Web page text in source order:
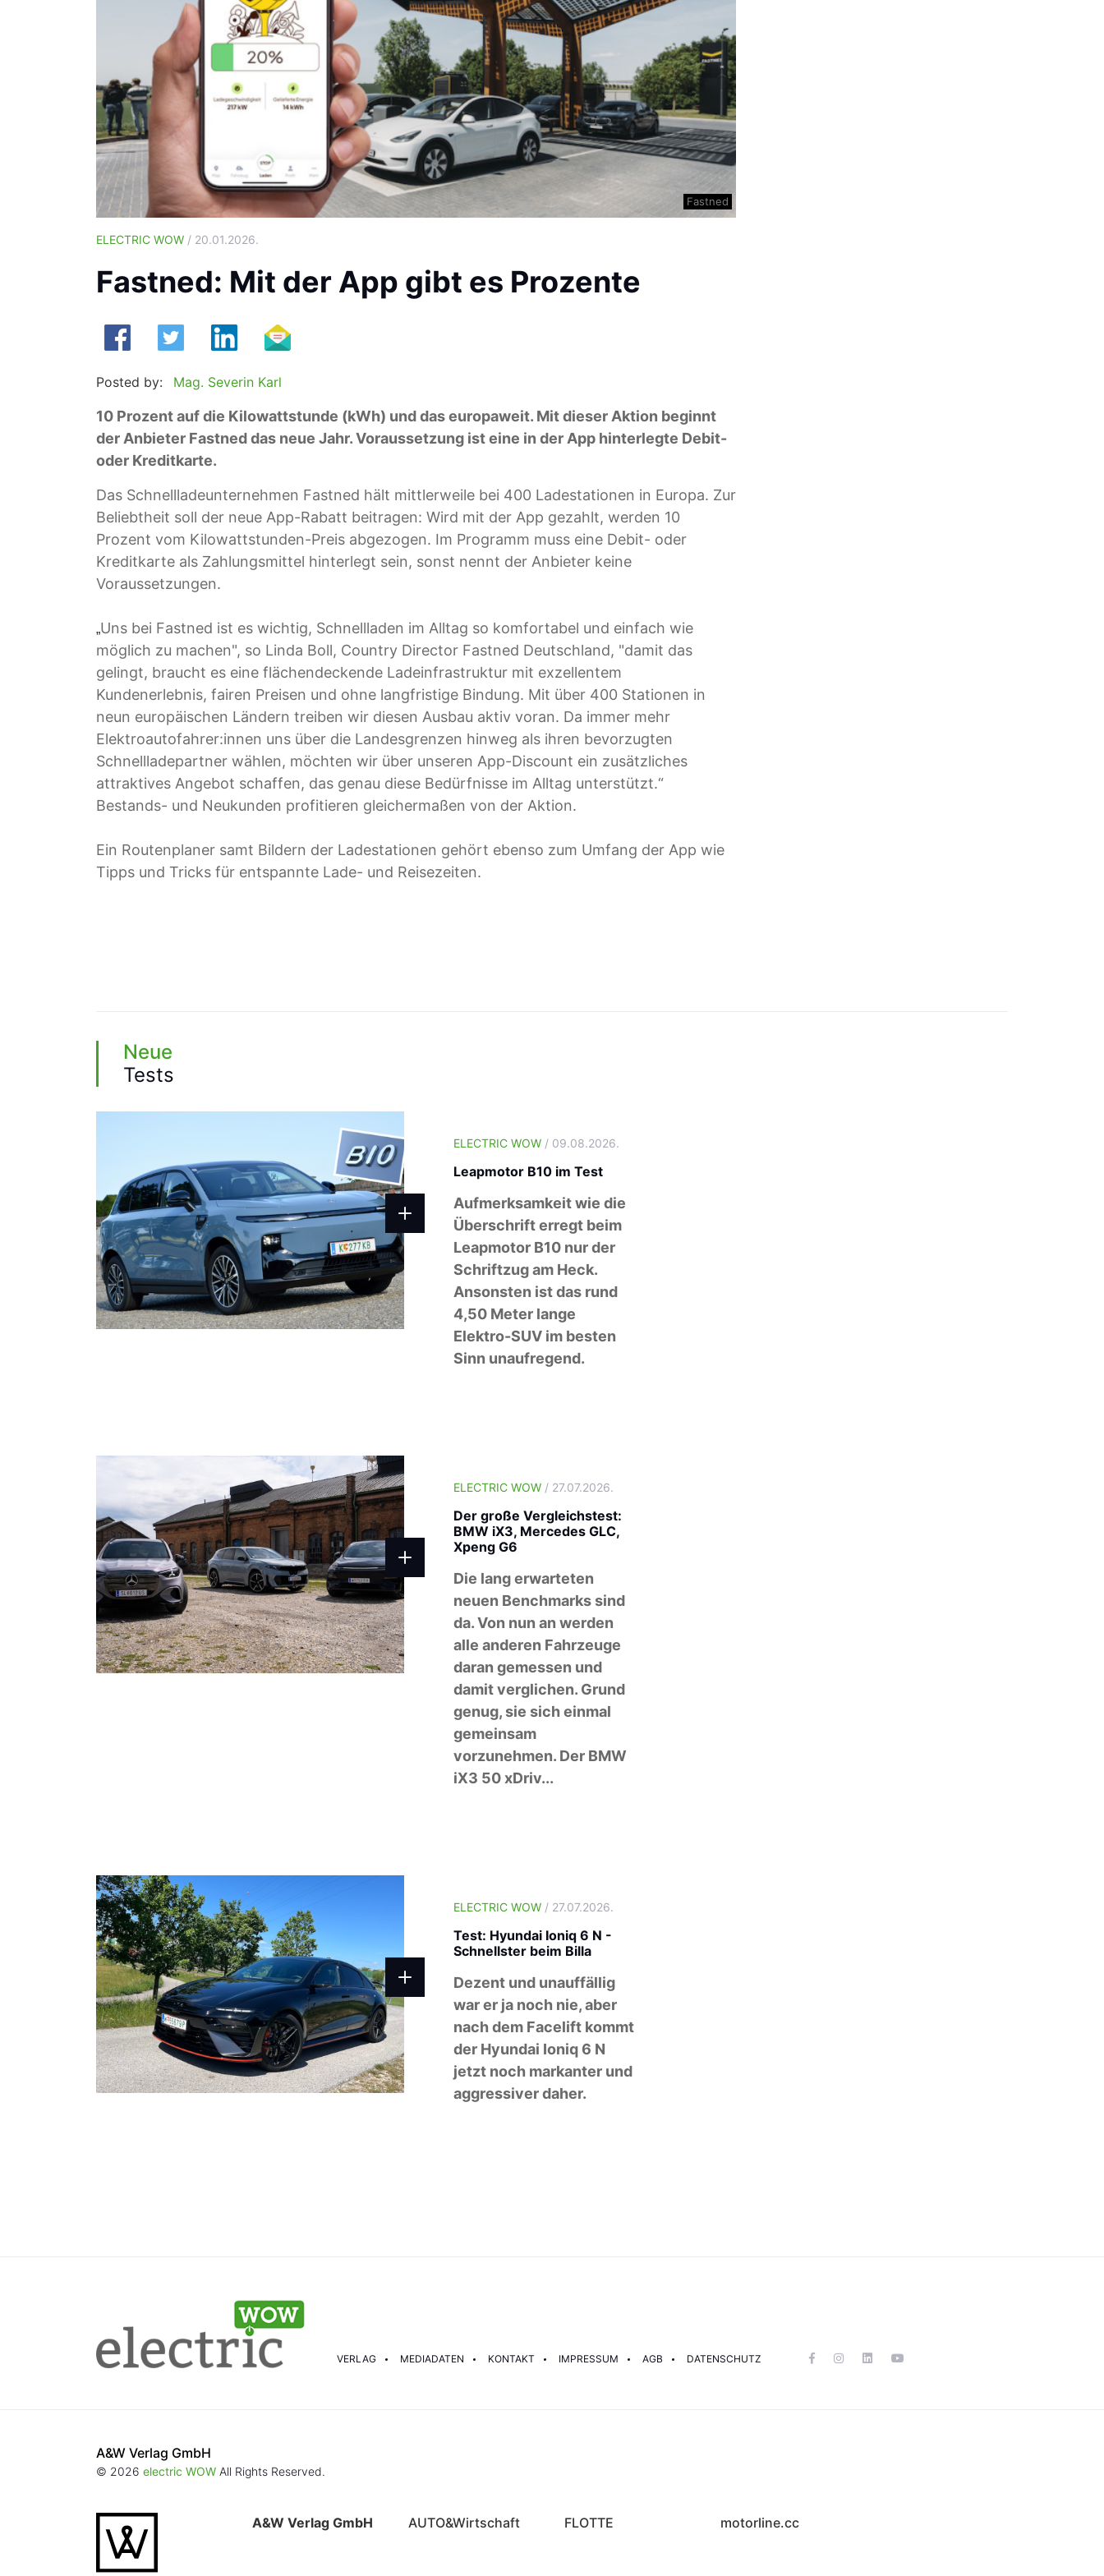
Fastned
ELECTRIC WOW / 20.01.2026.
Fastned: Mit der App gibt es Prozente
Posted by: Mag. Severin Karl
10 Prozent auf die Kilowattstunde (kWh) und das europaweit. Mit dieser Aktion beginnt
der Anbieter Fastned das neue Jahr. Voraussetzung ist eine in der App hinterlegte Debit-
oder Kreditkarte.
Das Schnellladeunternehmen Fastned hält mittlerweile bei 400 Ladestationen in Europa. Zur
Beliebtheit soll der neue App-Rabatt beitragen: Wird mit der App gezahlt, werden 10
Prozent vom Kilowattstunden-Preis abgezogen. Im Programm muss eine Debit- oder
Kreditkarte als Zahlungsmittel hinterlegt sein, sonst nennt der Anbieter keine
Voraussetzungen.
„Uns bei Fastned ist es wichtig, Schnellladen im Alltag so komfortabel und einfach wie
möglich zu machen", so Linda Boll, Country Director Fastned Deutschland, "damit das
gelingt, braucht es eine flächendeckende Ladeinfrastruktur mit exzellentem
Kundenerlebnis, fairen Preisen und ohne langfristige Bindung. Mit über 400 Stationen in
neun europäischen Ländern treiben wir diesen Ausbau aktiv voran. Da immer mehr
Elektroautofahrer:innen uns über die Landesgrenzen hinweg als ihren bevorzugten
Schnellladepartner wählen, möchten wir über unseren App-Discount ein zusätzliches
attraktives Angebot schaffen, das genau diese Bedürfnisse im Alltag unterstützt.“
Bestands- und Neukunden profitieren gleichermaßen von der Aktion.
Ein Routenplaner samt Bildern der Ladestationen gehört ebenso zum Umfang der App wie
Tipps und Tricks für entspannte Lade- und Reisezeiten.
Neue
Tests
ELECTRIC WOW/ 09.08.2026.
Leapmotor B10 im Test
Aufmerksamkeit wie die
Überschrift erregt beim
Leapmotor B10 nur der
Schriftzug am Heck.
Ansonsten ist das rund
4,50 Meter lange
Elektro-SUV im besten
Sinn unaufregend.
ELECTRIC WOW/ 27.07.2026.
Der große Vergleichstest:
BMW iX3, Mercedes GLC,
Xpeng G6
Die lang erwarteten
neuen Benchmarks sind
da. Von nun an werden
alle anderen Fahrzeuge
daran gemessen und
damit verglichen. Grund
genug, sie sich einmal
gemeinsam
vorzunehmen. Der BMW
iX3 50 xDriv...
ELECTRIC WOW/ 27.07.2026.
Test: Hyundai Ioniq 6 N -
Schnellster beim Billa
Dezent und unauffällig
war er ja noch nie, aber
nach dem Facelift kommt
der Hyundai Ioniq 6 N
jetzt noch markanter und
aggressiver daher.
VERLAG MEDIADATEN KONTAKT IMPRESSUM AGB DATENSCHUTZ
A&W Verlag GmbH
© 2026 electric WOW All Rights Reserved.
A&W Verlag GmbH AUTO&Wirtschaft FLOTTE motorline.cc